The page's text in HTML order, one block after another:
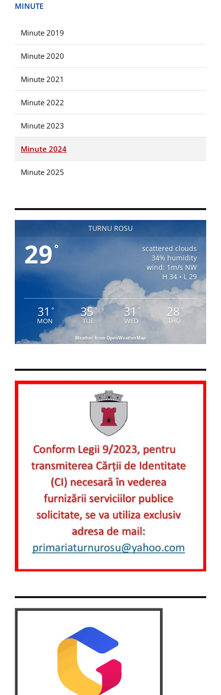
MINUTE
Minute 2019
Minute 2020
Minute 2021
Minute 2022
Minute 2023
Minute 2024
Minute 2025
TURNU ROSU
29°
scattered clouds
34% humidity
wind: 1m/s NW
H 34 • L 29
31 °
MON
35°
TUE
31 °
WED
28 °
THU
Weather from OpenWeatherMap